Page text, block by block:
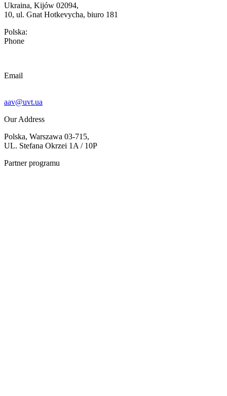
Ukraina, Kijów 02094,
10, ul. Gnat Hotkevycha, biuro 181
Polska:
Phone
Email
aav@uvt.ua
Our Address
Polska, Warszawa 03-715,
UL. Stefana Okrzei 1A / 10P
Partner programu